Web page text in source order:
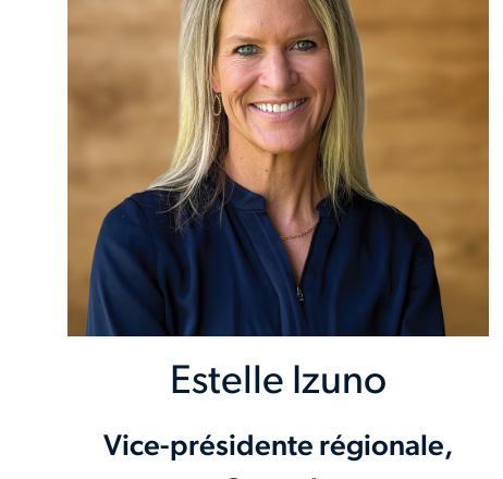
Estelle Izuno
Vice-présidente régionale,